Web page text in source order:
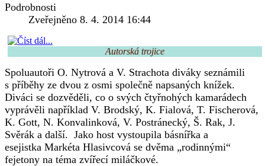
Podrobnosti
Zveřejněno 8. 4. 2014 16:44
Autorská trojice
Spoluautoři O. Nytrová a V. Strachota diváky seznámili
s příběhy ze dvou z osmi společně napsaných knížek.
Diváci se dozvěděli, co o svých čtyřnohých kamarádech
vyprávěli například V. Brodský, K. Fialová, T. Fischerová,
K. Gott, N. Konvalinková, V. Postránecký, Š. Rak, J.
Svěrák a další. Jako host vystoupila básnířka a
esejistka Markéta Hlasivcová se dvěma „rodinnými“
fejetony na téma zvířecí miláčkové.